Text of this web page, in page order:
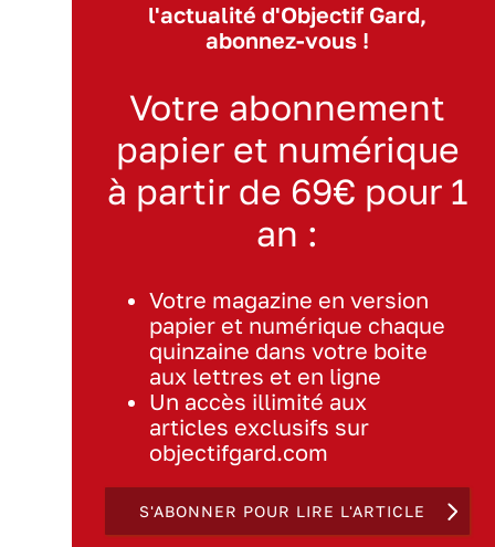
l'actualité d'Objectif Gard,
abonnez-vous !
Votre abonnement
papier et numérique
à partir de 69€ pour 1
an :
Votre magazine en version
papier et numérique chaque
quinzaine dans votre boite
aux lettres et en ligne
Un accès illimité aux
articles exclusifs sur
objectifgard.com
S'ABONNER POUR LIRE L'ARTICLE